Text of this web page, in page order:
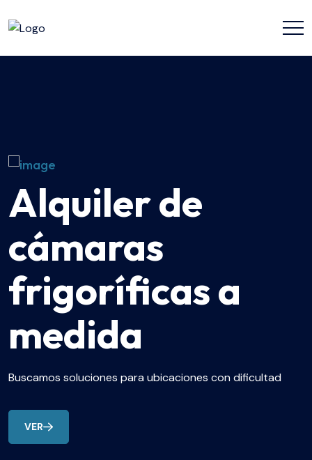
Alquiler de
cámaras
frigoríficas a
medida
Buscamos soluciones para ubicaciones con dificultad
VER